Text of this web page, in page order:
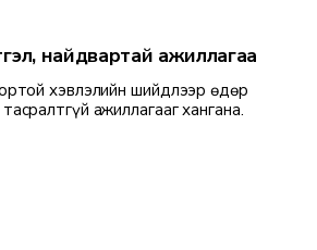
найдвартай ажиллагаа
хэвлэлийн шийдлээр өдөр
ажиллагааг хангана.